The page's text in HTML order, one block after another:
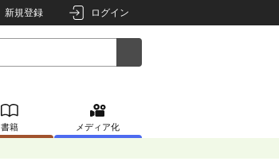
新規登録 ログイン
書籍 メディア化